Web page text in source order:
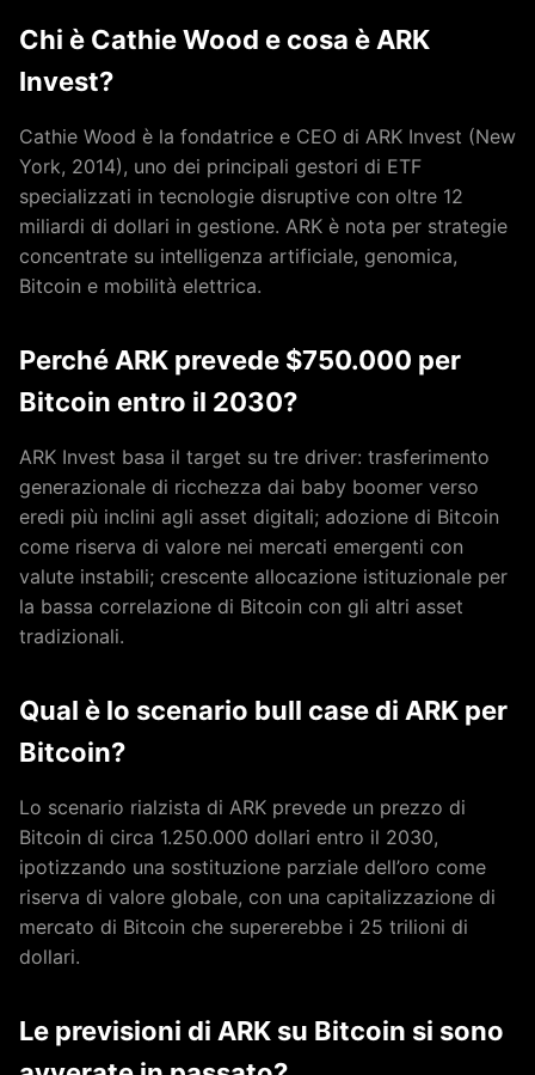
Chi è Cathie Wood e cosa è ARK
Invest?
Cathie Wood è la fondatrice e CEO di ARK Invest (New
York, 2014), uno dei principali gestori di ETF
specializzati in tecnologie disruptive con oltre 12
miliardi di dollari in gestione. ARK è nota per strategie
concentrate su intelligenza artificiale, genomica,
Bitcoin e mobilità elettrica.
Perché ARK prevede $750.000 per
Bitcoin entro il 2030?
ARK Invest basa il target su tre driver: trasferimento
generazionale di ricchezza dai baby boomer verso
eredi più inclini agli asset digitali; adozione di Bitcoin
come riserva di valore nei mercati emergenti con
valute instabili; crescente allocazione istituzionale per
la bassa correlazione di Bitcoin con gli altri asset
tradizionali.
Qual è lo scenario bull case di ARK per
Bitcoin?
Lo scenario rialzista di ARK prevede un prezzo di
Bitcoin di circa 1.250.000 dollari entro il 2030,
ipotizzando una sostituzione parziale dell’oro come
riserva di valore globale, con una capitalizzazione di
mercato di Bitcoin che supererebbe i 25 trilioni di
dollari.
Le previsioni di ARK su Bitcoin si sono